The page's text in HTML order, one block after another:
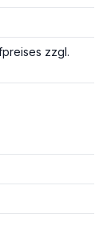
zzgl.